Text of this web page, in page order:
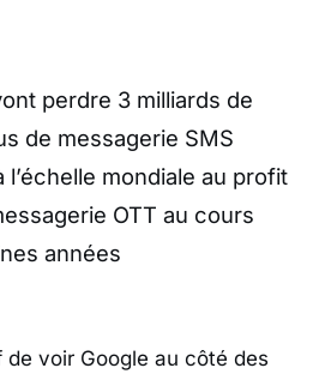
perdre 3 milliards de
de messagerie SMS
mondiale au profit
OTT au cours
années
voir Google au côté des